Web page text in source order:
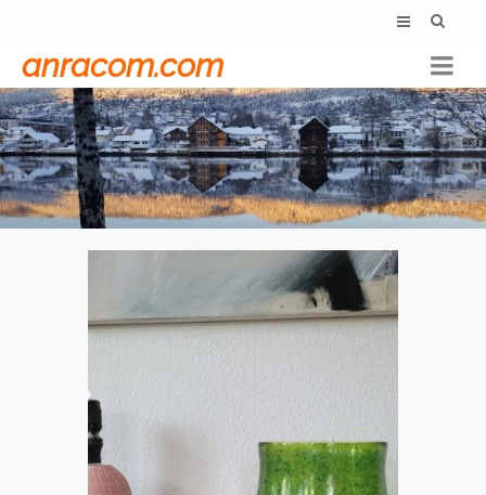
anracom.com
Holmegaard